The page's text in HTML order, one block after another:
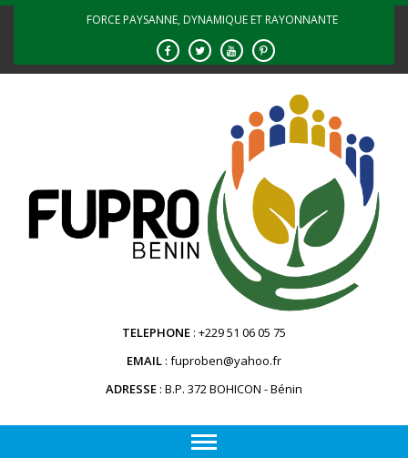
Skip
FORCE PAYSANNE, DYNAMIQUE ET RAYONNANTE
TELEPHONE +229 51 06 05 75
EMAIL fuproben@yahoo.fr
ADRESSE B.P. 372 BOHICON - Bénin